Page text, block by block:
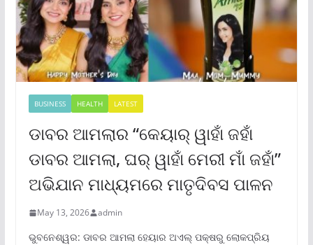
BUSINESS HEALTH LATEST
ଡାବର ଆମଲାର “କେୟାର୍ ୱାହାଁ ଜହାଁ
ଡାବର ଆମଲା, ଘର୍ ୱାହାଁ ମେରୀ ମାଁ ଜହାଁ”
ଅଭିଯାନ ମାଧ୍ୟମରେ ମାତୃଦିବସ ପାଳନ
May 13, 2026 admin
ଭୁବନେଶ୍ୱର: ଡାବର ଆମଲା ହେୟାର ଅଏଲ୍ ପକ୍ଷରୁ ଲୋକପ୍ରିୟ